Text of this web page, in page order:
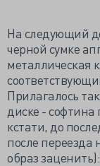
На следующий
черной сумке
металлическая
Прилагалось
диске -
кстати, до
после переезда
образ заценить):